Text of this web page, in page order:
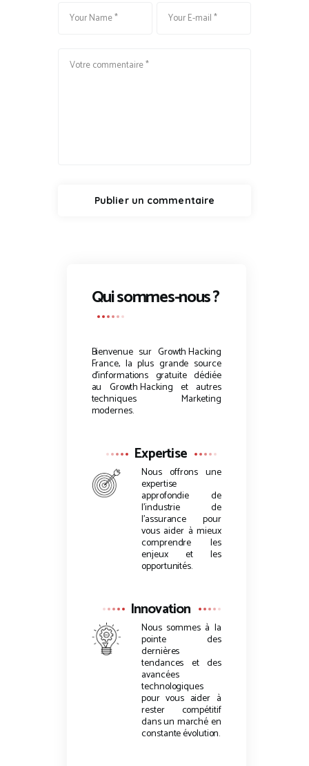
Qui sommes-nous ?
Bienvenue sur Growth Hacking
France, la plus grande source
d’informations gratuite dédiée
au Growth Hacking et autres
techniques Marketing
modernes.
Expertise
Nous offrons une
expertise
approfondie de
l’industrie de
l’assurance pour
vous aider à mieux
comprendre les
enjeux et les
opportunités.
Innovation
Nous sommes à la
pointe des
dernières
tendances et des
avancées
technologiques
pour vous aider à
rester compétitif
dans un marché en
constante évolution.